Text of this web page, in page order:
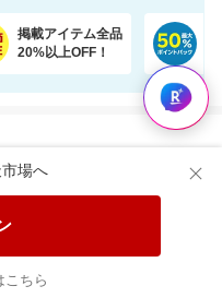
場へ
こちら
掲載アイテム全品
20%以上OFF！